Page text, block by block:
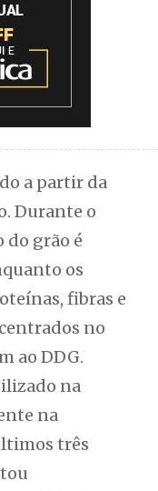
a partir da
Durante o
do grão é
os
fibras e
no
ao DDG.
na
na
três